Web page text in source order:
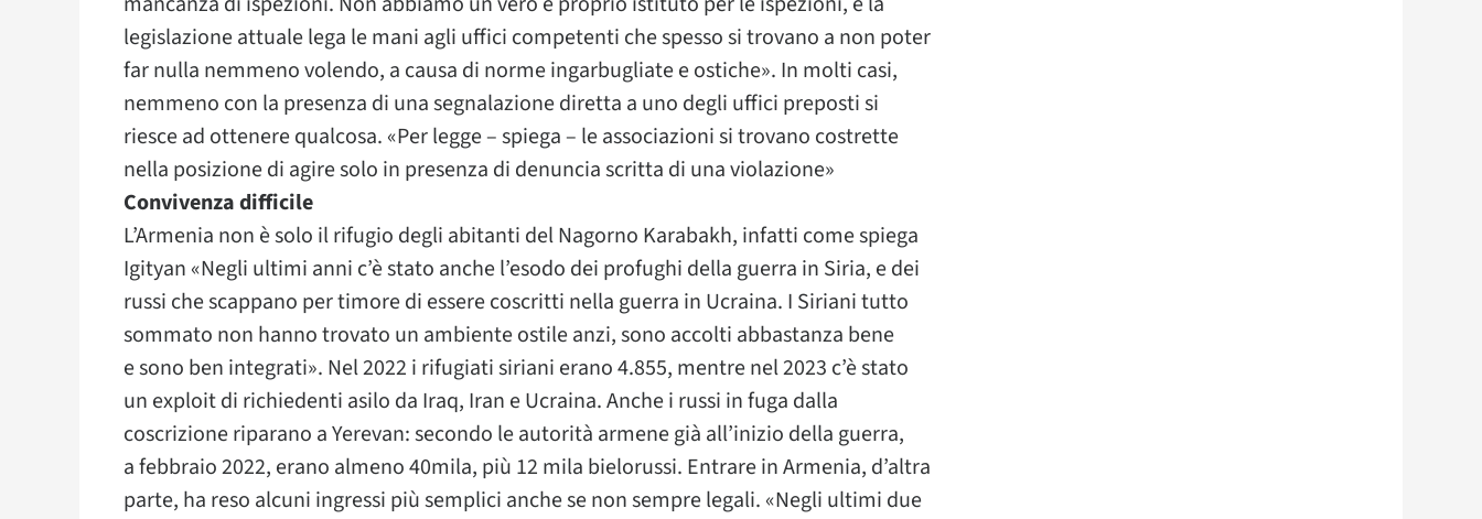
legislazione attuale lega le mani agli uffici competenti che spesso si trovano a non poter
far nulla nemmeno volendo, a causa di norme ingarbugliate e ostiche». In molti casi,
nemmeno con la presenza di una segnalazione diretta a uno degli uffici preposti si
riesce ad ottenere qualcosa. «Per legge – spiega – le associazioni si trovano costrette
nella posizione di agire solo in presenza di denuncia scritta di una violazione»
Convivenza difficile
L’Armenia non è solo il rifugio degli abitanti del Nagorno Karabakh, infatti come spiega
Igityan «Negli ultimi anni c’è stato anche l’esodo dei profughi della guerra in Siria, e dei
russi che scappano per timore di essere coscritti nella guerra in Ucraina. I Siriani tutto
sommato non hanno trovato un ambiente ostile anzi, sono accolti abbastanza bene
e sono ben integrati». Nel 2022 i rifugiati siriani erano 4.855, mentre nel 2023 c’è stato
un exploit di richiedenti asilo da Iraq, Iran e Ucraina. Anche i russi in fuga dalla
coscrizione riparano a Yerevan: secondo le autorità armene già all’inizio della guerra,
a febbraio 2022, erano almeno 40mila, più 12 mila bielorussi. Entrare in Armenia, d’altra
parte, ha reso alcuni ingressi più semplici anche se non sempre legali. «Negli ultimi due